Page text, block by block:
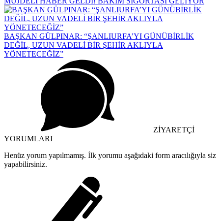
BAŞKAN GÜLPINAR: “ŞANLIURFA’YI GÜNÜBİRLİK
DEĞİL, UZUN VADELİ BİR ŞEHİR AKLIYLA
YÖNETECEĞİZ”
ZİYARETÇİ
YORUMLARI
Henüz yorum yapılmamış. İlk yorumu aşağıdaki form aracılığıyla siz
yapabilirsiniz.